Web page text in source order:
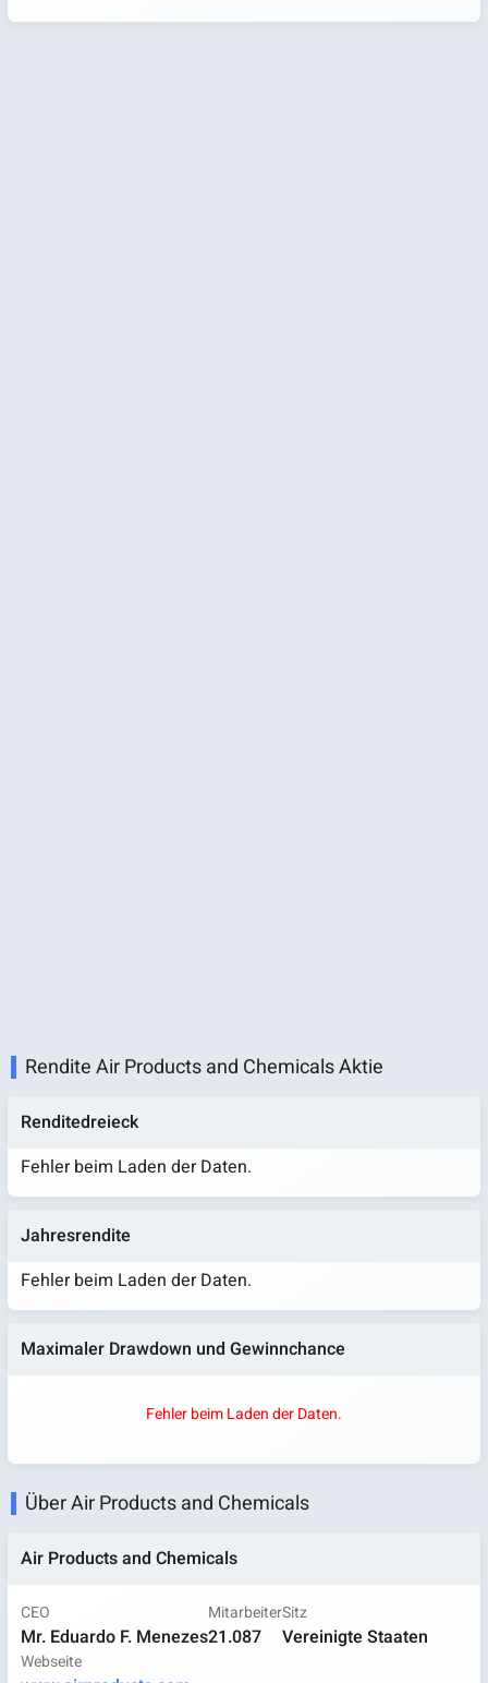
Rendite Air Products and Chemicals Aktie
Renditedreieck
Fehler beim Laden der Daten.
Jahresrendite
Fehler beim Laden der Daten.
Maximaler Drawdown und Gewinnchance
Fehler beim Laden der Daten.
Über Air Products and Chemicals
Air Products and Chemicals
CEO
Mr. Eduardo F. Menezes
Mitarbeiter
21.087
Sitz
Vereinigte Staaten
Webseite